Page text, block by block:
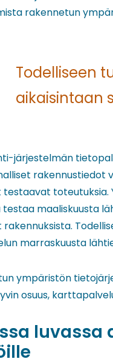
rakennetun
Todelliseen
aikaisintaan
järjestelmän
rakennustiedot
toteutuksia.
testaa maaliskuusta
marraskuusta
ympäristön
osuus,